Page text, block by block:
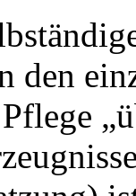
den